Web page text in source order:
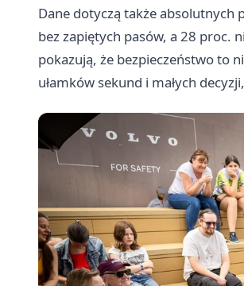
Dane dotyczą także absolutnych
bez zapiętych pasów, a 28 proc.
pokazują, że bezpieczeństwo to
ułamków sekund i małych